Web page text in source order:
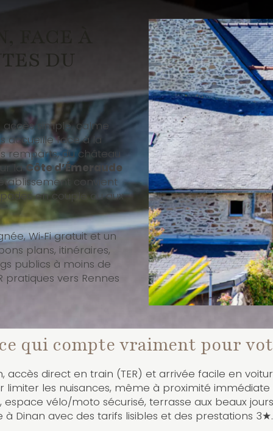
DU
simple, calme
accueille face à la
remparts, du château
laCôte d’Émeraude
convient
en couple ou aux
Wi‑Fi gratuit et un
plans, itinéraires,
publics à moins de
pratiques vers Rennes
qui compte vraiment pour
direct en train (TER) et arrivée facile en
les nuisances, même à proximité immédiate
vélo/moto sécurisé, terrasse aux beaux
Dinan avec des tarifs lisibles et des prestations 3★.